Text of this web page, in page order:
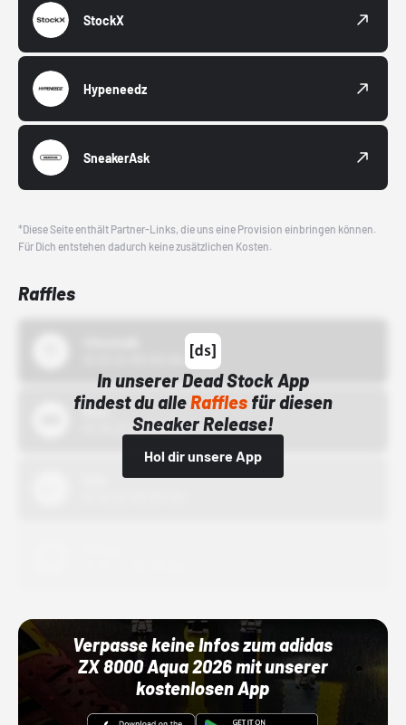
StockX
Hypeneedz
SneakerAsk
*Diese Seite enthält Partner-Links, die uns eine Provision einbringen können.
Für Dich entstehen dadurch keine zusätzlichen Kosten.
Raffles
In unserer Dead Stock App
findest du alleRafflesfür diesen
Sneaker Release!
Hol dir unsere App
Bstn
01.10.22 00:00 Uhr
Verpasse keine Infos zum adidas
ZX 8000 Aqua 2026 mit unserer
kostenlosen App